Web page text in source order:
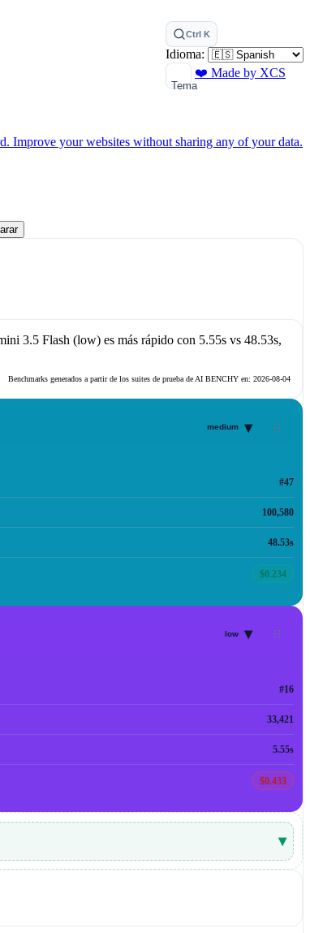
Ctrl K
Idioma:
Tema
❤️ Made by XCS
Improve your websites without sharing any of your data.
3.5 Flash (low) es más rápido con 5.55s vs 48.53s,
Benchmarks generados a partir de los suites de prueba de AI BENCHY en: 2026-08-04
medium ▾
#47
100,580
48.53s
$0.234
low ▾
#16
33,421
5.55s
$0.433
▾